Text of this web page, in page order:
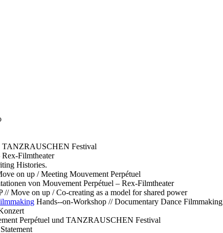
TANZRAUSCHEN Festival
Filmtheater
Histories.
on up / Meeting Mouvement Perpétuel
von Mouvement Perpétuel – Rex-Filmtheater
Move on up / Co-creating as a model for shared power
Hands--on-Workshop // Documentary Dance Filmmaking
Perpétuel und TANZRAUSCHEN Festival